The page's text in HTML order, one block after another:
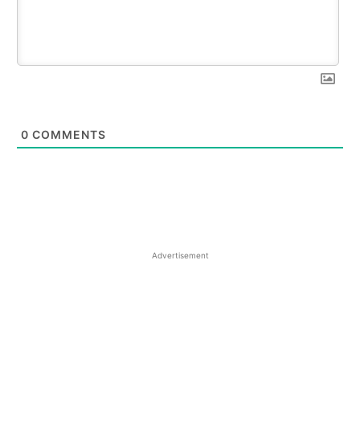
0 COMMENTS
Advertisement